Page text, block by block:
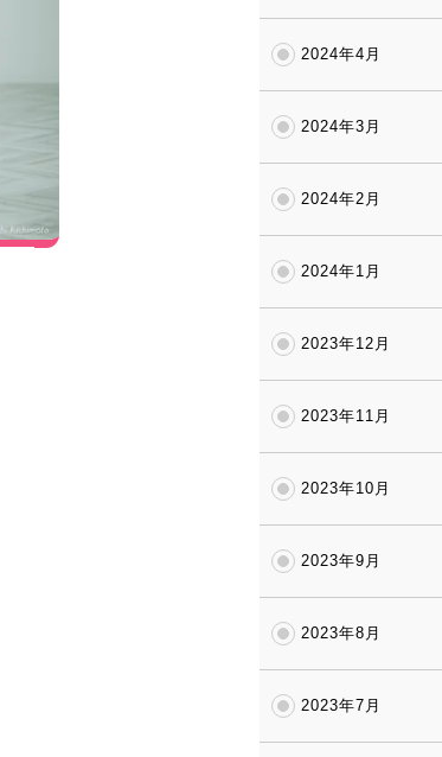
2024年4月
2024年3月
2024年2月
2024年1月
2023年12月
2023年11月
2023年10月
2023年9月
2023年8月
2023年7月